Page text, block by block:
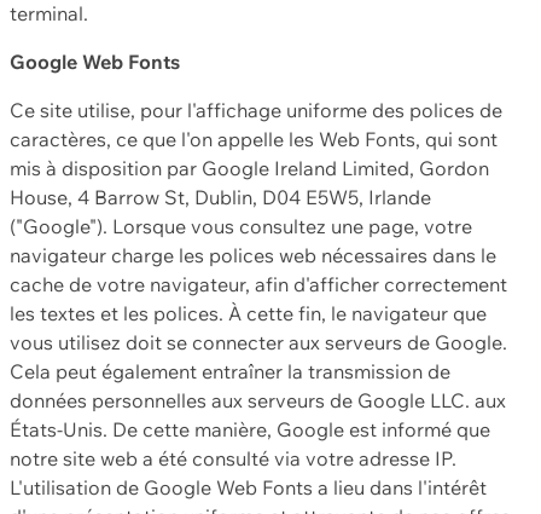
terminal.
Google Web Fonts
Ce site utilise, pour l'affichage uniforme des polices de
caractères, ce que l'on appelle les Web Fonts, qui sont
mis à disposition par Google Ireland Limited, Gordon
House, 4 Barrow St, Dublin, D04 E5W5, Irlande
("Google"). Lorsque vous consultez une page, votre
navigateur charge les polices web nécessaires dans le
cache de votre navigateur, afin d'afficher correctement
les textes et les polices. À cette fin, le navigateur que
vous utilisez doit se connecter aux serveurs de Google.
Cela peut également entraîner la transmission de
données personnelles aux serveurs de Google LLC. aux
États-Unis. De cette manière, Google est informé que
notre site web a été consulté via votre adresse IP.
L'utilisation de Google Web Fonts a lieu dans l'intérêt